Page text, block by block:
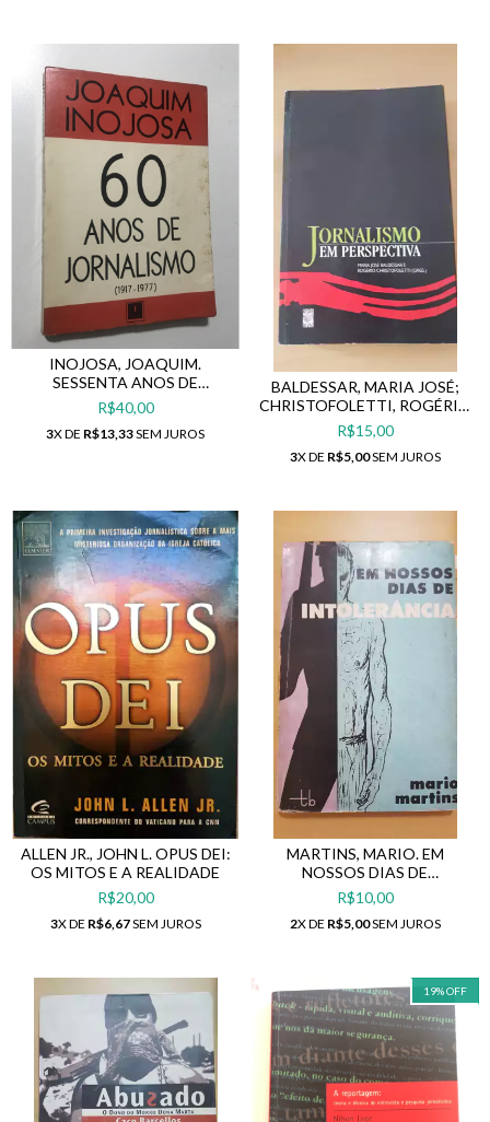
INOJOSA, JOAQUIM.
SESSENTA ANOS DE
JORNALISMO (1917-1977)
R$40,00
3X DE R$13,33SEM JUROS
BALDESSAR, MARIA JOSÉ;
CHRISTOFOLETTI, ROGÉRIO
(ORG.). JORNALISMO EM
PERSPECTIVA
R$15,00
3X DE R$5,00SEM JUROS
ALLEN JR., JOHN L. OPUS DEI:
OS MITOS E A REALIDADE
R$20,00
3X DE R$6,67SEM JUROS
MARTINS, MARIO. EM
NOSSOS DIAS DE
INTOLERÂNCIA
R$10,00
2X DE R$5,00SEM JUROS
19%OFF